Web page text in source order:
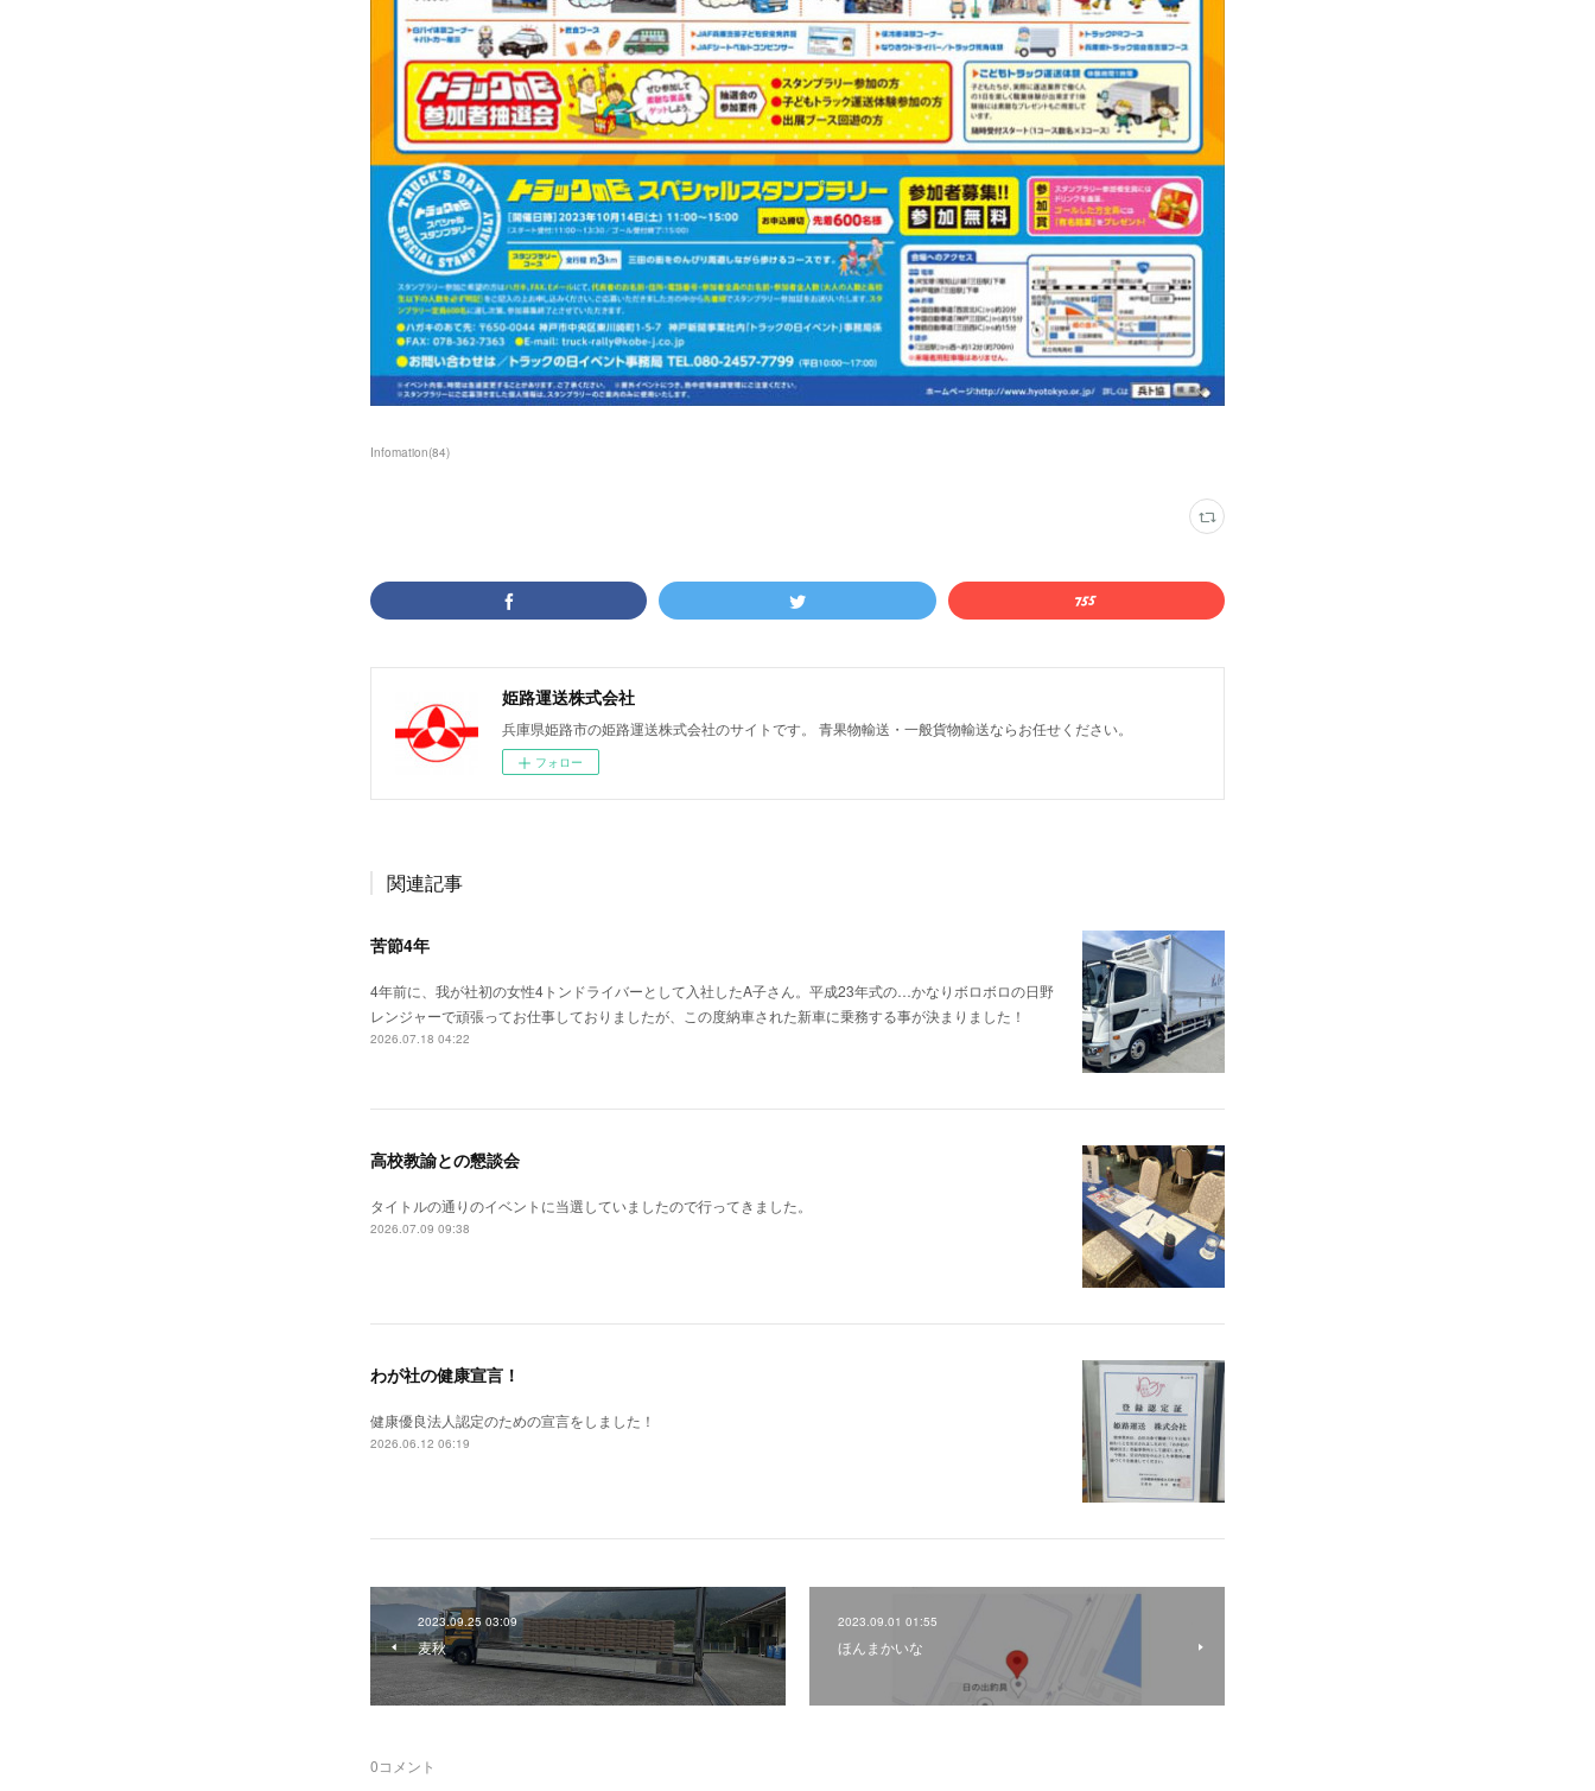
Infomation(84)
姫路運送株式会社
兵庫県姫路市の姫路運送株式会社のサイトです。 青果物輸送・一般貨物輸送ならお任せください。
フォロー
関連記事
苦節4年
4年前に、我が社初の女性4トンドライバーとして入社したA子さん。平成23年式の…かなりボロボロの日野
レンジャーで頑張ってお仕事しておりましたが、この度納車された新車に乗務する事が決まりました！
2026.07.18 04:22
高校教諭との懇談会
タイトルの通りのイベントに当選していましたので行ってきました。
2026.07.09 09:38
わが社の健康宣言！
健康優良法人認定のための宣言をしました！
2026.06.12 06:19
2023.09.25 03:09
麦秋
2023.09.01 01:55
ほんまかいな
0コメント